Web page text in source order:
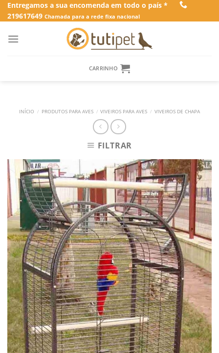
SkipEntregamos a sua encomenda em todo o país *
219617649 Chamada para a rede fixa nacional
CARRINHO
INÍCIO / PRODUTOS PARA AVES / VIVEIROS PARA AVES / VIVEIROS DE CHAPA
FILTRAR